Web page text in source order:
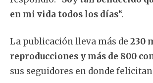
en mi vida todos los días“.
La publicación lleva más de 230
reproducciones y más de 800
sus seguidores en donde felicitan